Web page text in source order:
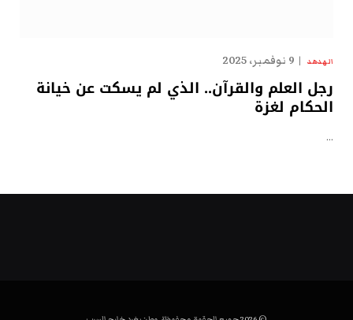
الهدهد 9 نوفمبر، 2025
رجل العلم والقرآن.. الذي لم يسكت عن خيانة
الحكام لغزة
…